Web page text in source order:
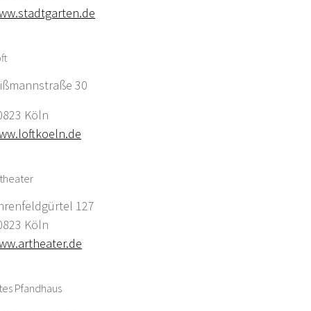
30
Köln
127
Köln
Pfandhaus